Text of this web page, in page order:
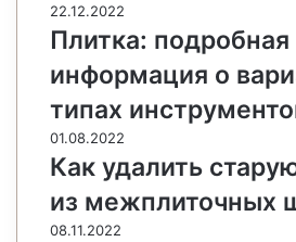
22.12.2022
Плитка: подробная
информация о
типах
01.08.2022
Как удалить
из межплиточных
08.11.2022